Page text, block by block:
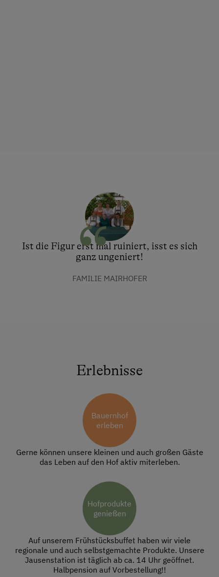
Ist die Figur erst mal ruiniert, isst es sich
ganz ungeniert!
FAMILIE MAIRHOFER
Erlebnisse
Bauernhof
erleben
Gerne können unsere kleinen und auch großen Gäste
das Leben auf den Hof aktiv miterleben.
Hofprodukte
genießen
Auf unserem Frühstücksbuffet haben wir viele
regionale und auch selbstgemachte Produkte. Unsere
Jausenstation ist täglich ab ca. 14 Uhr geöffnet.
Halbpension auf Vorbestellung!!